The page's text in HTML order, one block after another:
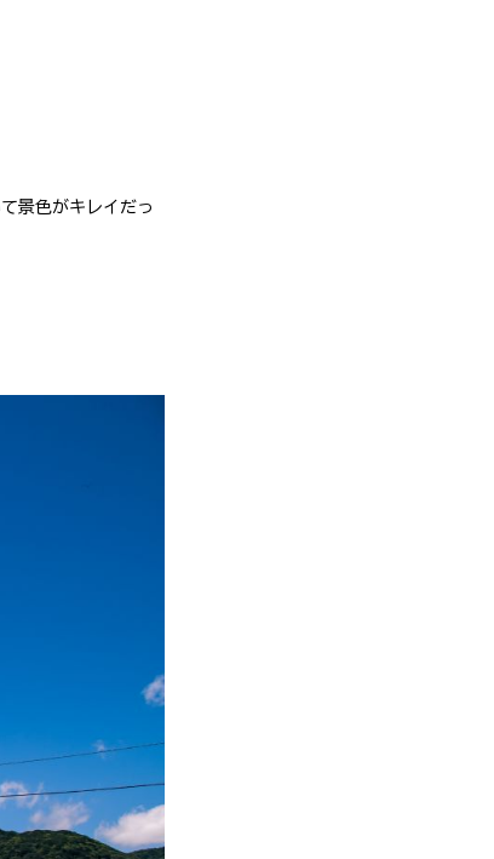
景色がキレイだっ